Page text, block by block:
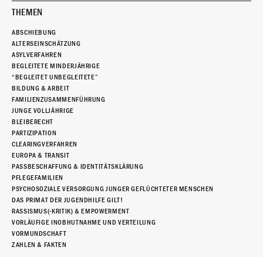
THEMEN
ABSCHIEBUNG
ALTERSEINSCHÄTZUNG
ASYLVERFAHREN
BEGLEITETE MINDERJÄHRIGE
“BEGLEITET UNBEGLEITETE”
BILDUNG & ARBEIT
FAMILIENZUSAMMENFÜHRUNG
JUNGE VOLLJÄHRIGE
BLEIBERECHT
PARTIZIPATION
CLEARINGVERFAHREN
EUROPA & TRANSIT
PASSBESCHAFFUNG & IDENTITÄTSKLÄRUNG
PFLEGEFAMILIEN
PSYCHOSOZIALE VERSORGUNG JUNGER GEFLÜCHTETER MENSCHEN
DAS PRIMAT DER JUGENDHILFE GILT!
RASSISMUS(-KRITIK) & EMPOWERMENT
VORLÄUFIGE INOBHUTNAHME UND VERTEILUNG
VORMUNDSCHAFT
ZAHLEN & FAKTEN